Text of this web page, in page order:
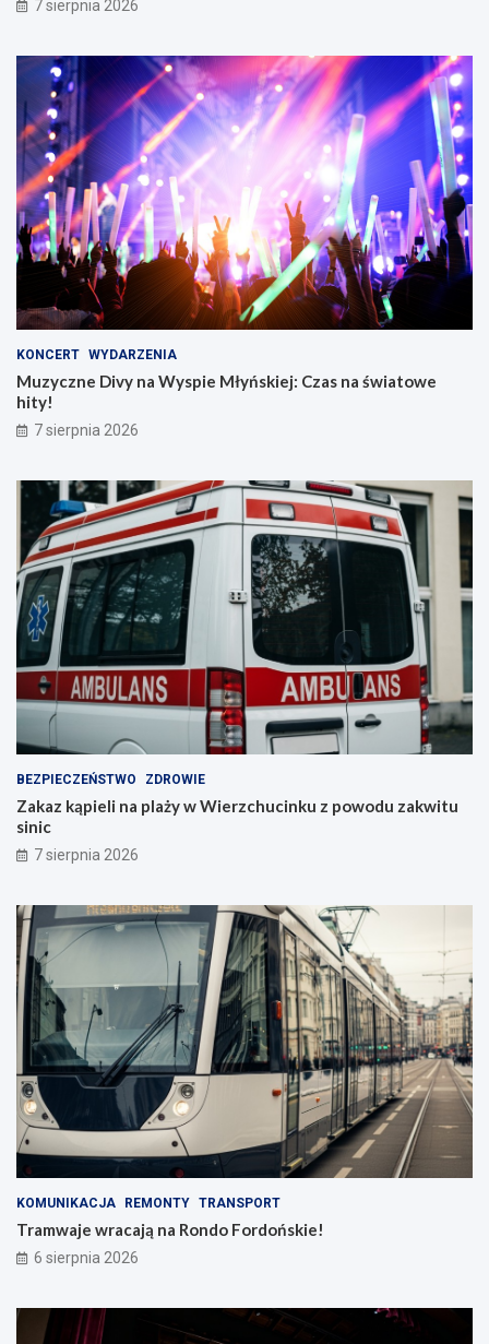
7 sierpnia 2026
KONCERT WYDARZENIA
Muzyczne Divy na Wyspie Młyńskiej: Czas na światowe
hity!
7 sierpnia 2026
BEZPIECZEŃSTWO ZDROWIE
Zakaz kąpieli na plaży w Wierzchucinku z powodu zakwitu
sinic
7 sierpnia 2026
KOMUNIKACJA REMONTY TRANSPORT
Tramwaje wracają na Rondo Fordońskie!
6 sierpnia 2026